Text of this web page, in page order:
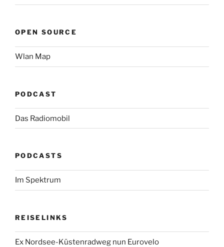
OPEN SOURCE
Wlan Map
PODCAST
Das Radiomobil
PODCASTS
Im Spektrum
REISELINKS
Ex Nordsee-Küstenradweg nun Eurovelo